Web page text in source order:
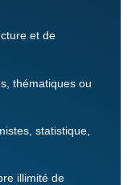
et de
thématiques ou
statistique,
illimité de